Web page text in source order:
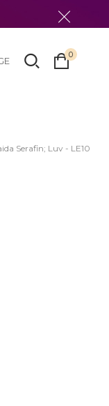
0
Serafin; Luv - LE10